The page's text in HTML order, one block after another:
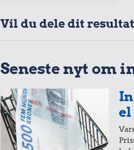
1,27 kr.
Røget sild 1,01
1 kg
Vil du dele dit
Seneste nyt om